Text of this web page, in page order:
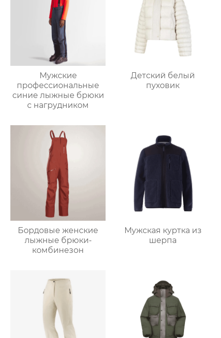
Мужские
профессиональные
синие лыжные брюки
с нагрудником
Детский белый
пуховик
Бордовые женские
лыжные брюки-
комбинезон
Мужская куртка из
шерпа